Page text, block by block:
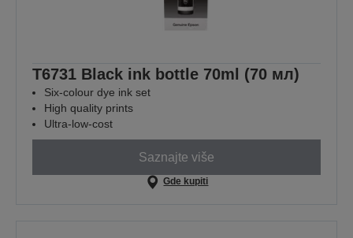
T6731 Black ink bottle 70ml (70 мл)
Six-colour dye ink set
High quality prints
Ultra-low-cost
Saznajte više
Gde kupiti